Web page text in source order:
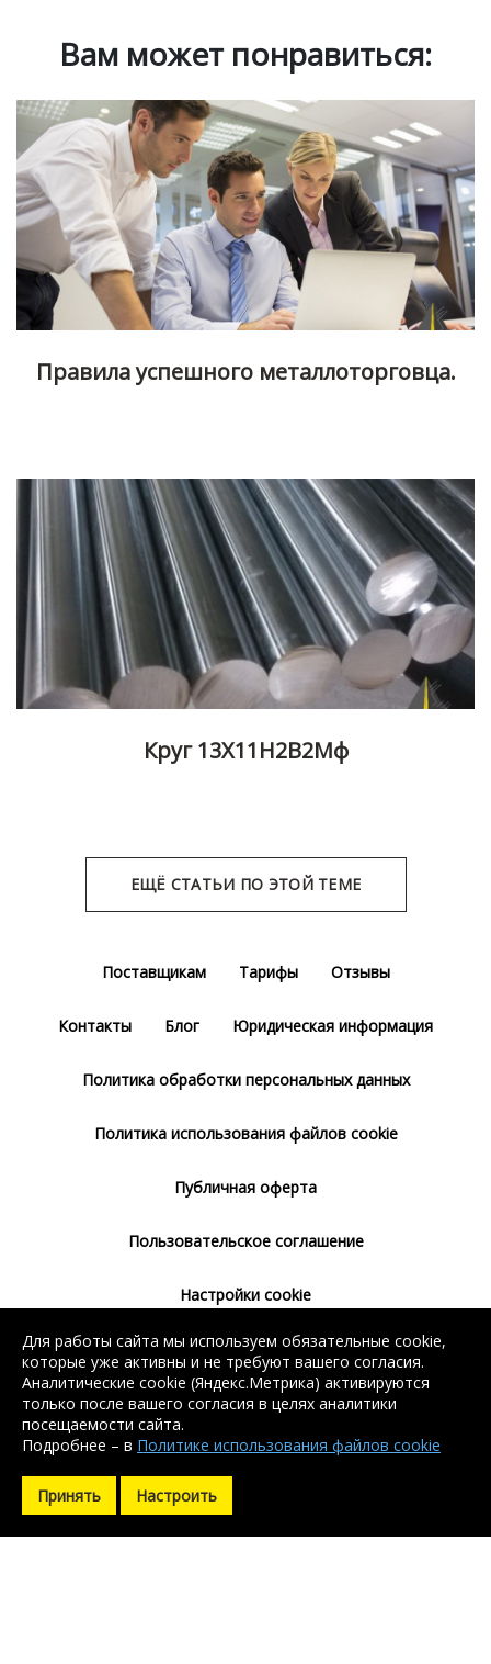
Вам может понравиться:
Правила успешного металлоторговца.
Круг 13Х11Н2В2Мф
ЕЩЁ СТАТЬИ ПО ЭТОЙ ТЕМЕ
Поставщикам Тарифы Отзывы
Контакты Блог Юридическая информация
Политика обработки персональных данных
Политика использования файлов cookie
Публичная оферта
Пользовательское соглашение
Настройки cookie
Согласие на использование сервиса
Яндекс.Метрика
Без регистрации доступен поиск балки, арматуры, швеллера
и уголка. Остальные контакты доступны после регистрации.
Зарегистрироваться
Без регистрации доступен поиск балки, арматуры, швеллера
и уголка. Остальные контакты доступны после регистрации.
Зарегистрироваться
Для работы сайта мы используем обязательные cookie,
которые уже активны и не требуют вашего согласия.
Аналитические cookie (Яндекс.Метрика) активируются
только после вашего согласия в целях аналитики
посещаемости сайта.
Подробнее – в Политике использования файлов cookie
Принять Настроить